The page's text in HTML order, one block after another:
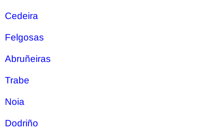
Cedeira
Felgosas
Abruñeiras
Trabe
Noia
Dodriño